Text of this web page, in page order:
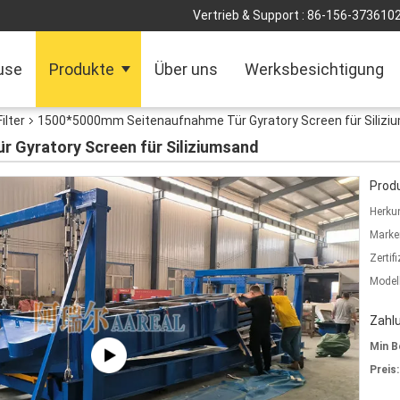
Vertrieb & Support : 86-156-
Produkte Über uns Werksbesichtigung
1500*5000mm Seitenaufnahme Tür Gyratory Screen für
Gyratory Screen für Siliziumsand
Min
Preis: